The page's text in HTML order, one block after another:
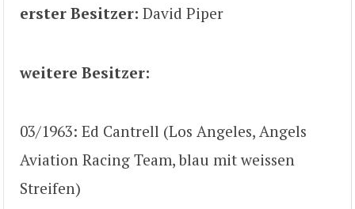
erster Besitzer: David Piper
weitere Besitzer:
03/1963: Ed Cantrell (Los Angeles, Angels
Aviation Racing Team, blau mit weissen
Streifen)